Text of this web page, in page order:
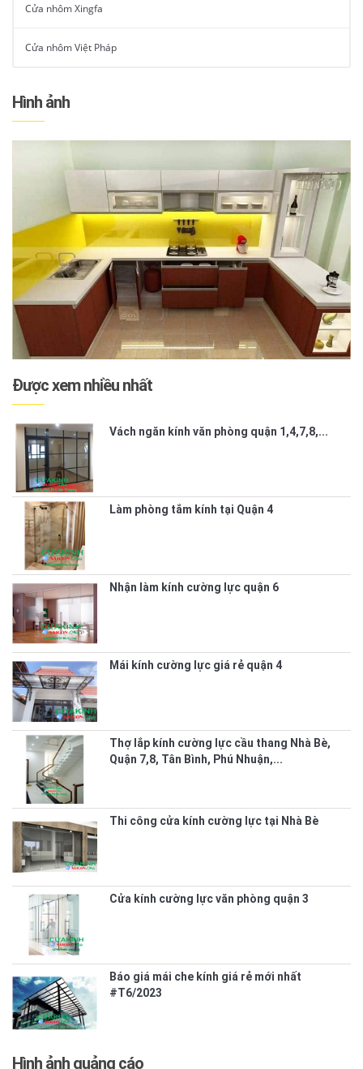
Cửa nhôm Xingfa
Cửa nhôm Việt Pháp
Hình ảnh
Được xem nhiều nhất
Vách ngăn kính văn phòng quận 1,4,7,8,...
Làm phòng tắm kính tại Quận 4
Nhận làm kính cường lực quận 6
Mái kính cường lực giá rẻ quận 4
Thợ lắp kính cường lực cầu thang Nhà Bè,
Quận 7,8, Tân Bình, Phú Nhuận,...
Thi công cửa kính cường lực tại Nhà Bè
Cửa kính cường lực văn phòng quận 3
Báo giá mái che kính giá rẻ mới nhất
#T6/2023
Hình ảnh quảng cáo